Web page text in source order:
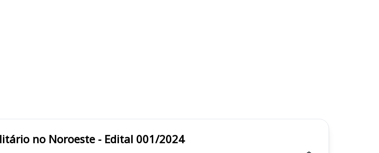
no Noroeste - Edital 001/2024